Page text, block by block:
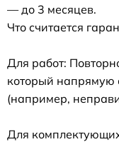
— до 3 месяцев.
Что считается
Для работ:
который напрямую
(например,
Для